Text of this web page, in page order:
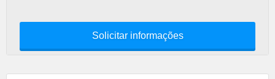
Solicitar informações